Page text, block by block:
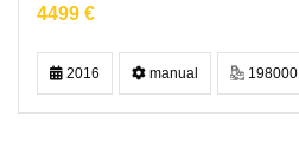
4499 €
2016 manual 198000